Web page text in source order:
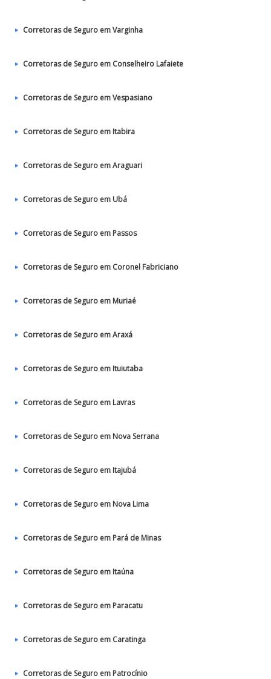
Corretoras de Seguro em Varginha
Corretoras de Seguro em Conselheiro Lafaiete
Corretoras de Seguro em Vespasiano
Corretoras de Seguro em Itabira
Corretoras de Seguro em Araguari
Corretoras de Seguro em Ubá
Corretoras de Seguro em Passos
Corretoras de Seguro em Coronel Fabriciano
Corretoras de Seguro em Muriaé
Corretoras de Seguro em Araxá
Corretoras de Seguro em Ituiutaba
Corretoras de Seguro em Lavras
Corretoras de Seguro em Nova Serrana
Corretoras de Seguro em Itajubá
Corretoras de Seguro em Nova Lima
Corretoras de Seguro em Pará de Minas
Corretoras de Seguro em Itaúna
Corretoras de Seguro em Paracatu
Corretoras de Seguro em Caratinga
Corretoras de Seguro em Patrocínio